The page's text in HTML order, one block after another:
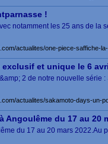
!
notamment les 25 ans de la
actualites/one-piece-saffiche-
et unique le 6
2 de notre nouvelle
actualites/sakamoto-days-un-
Angoulême du 17 au 20
du 17 au 20 mars